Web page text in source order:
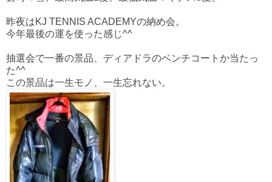
昨夜はKJ TENNIS ACADEMYの納め会。
今年最後の運を使った感じ^^
抽選会で一番の景品、ディアドラのベンチコートか当たっ
た^^
この景品は一生モノ、一生忘れない。